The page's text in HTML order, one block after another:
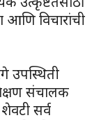
विचारांची
उपस्थिती
संचालक
सर्व